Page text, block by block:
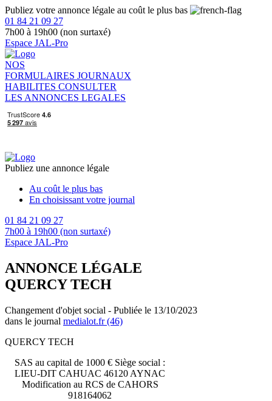
Publiez votre annonce légale au coût le plus bas
01 84 21 09 27
7h00 à 19h00 (non surtaxé)
Espace JAL-Pro
NOS
FORMULAIRES JOURNAUX
HABILITES CONSULTER
LES ANNONCES LEGALES
Publiez une annonce légale
Au coût le plus bas
En choisissant votre journal
01 84 21 09 27
7h00 à 19h00 (non surtaxé)
Espace JAL-Pro
ANNONCE LÉGALE
QUERCY TECH
Changement d'objet social - Publiée le 13/10/2023
dans le journal medialot.fr (46)
QUERCY TECH
SAS au capital de 1000 € Siège social :
LIEU-DIT CAHUAC 46120 AYNAC
Modification au RCS de CAHORS
918164062